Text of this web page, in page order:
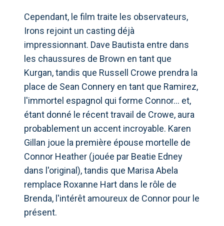
Cependant, le film traite les observateurs,
Irons rejoint un casting déjà
impressionnant. Dave Bautista entre dans
les chaussures de Brown en tant que
Kurgan, tandis que Russell Crowe prendra la
place de Sean Connery en tant que Ramirez,
l'immortel espagnol qui forme Connor… et,
étant donné le récent travail de Crowe, aura
probablement un accent incroyable. Karen
Gillan joue la première épouse mortelle de
Connor Heather (jouée par Beatie Edney
dans l'original), tandis que Marisa Abela
remplace Roxanne Hart dans le rôle de
Brenda, l'intérêt amoureux de Connor pour le
présent.